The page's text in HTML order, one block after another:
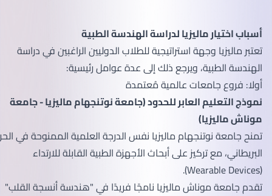
أسباب اختيار ماليزيا لدراسة الهندسة الطبية
تعتبر ماليزيا وجهة استراتيجية للطلاب الدوليين الراغبين في دراسة
الهندسة الطبية، ويرجع ذلك إلى عدة عوامل رئيسية:
أولا: فروع جامعات عالمية مُعتمدة
نموذج التعليم العابر للحدود (جامعة نوتنجهام ماليزيا - جامعة
موناش ماليزيا)
تمنح جامعة نوتنجهام ماليزيا نفس الدرجة العلمية الممنوحة في الحرم
البريطاني، مع تركيز على أبحاث الأجهزة الطبية القابلة للارتداء
تقدم جامعة موناش ماليزيا نامجًا فريدًا في "هندسة أنسجة القلب"